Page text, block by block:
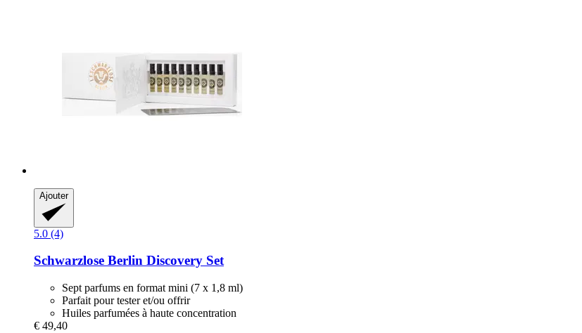
Ajouter
5.0 (4)
Schwarzlose Berlin Discovery Set
Sept parfums en format mini (7 x 1,8 ml)
Parfait pour tester et/ou offrir
Huiles parfumées à haute concentration
€ 49,40